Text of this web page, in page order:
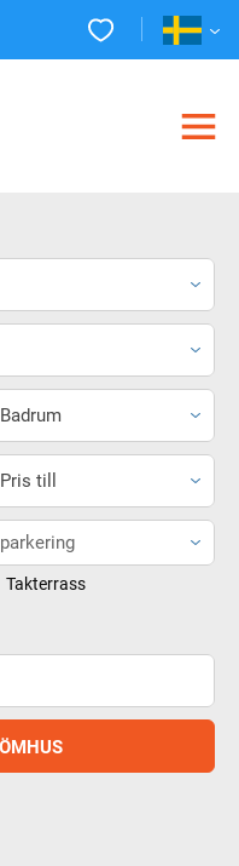
Badrum
Pris till
parkering
Takterrass